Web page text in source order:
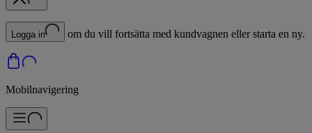
Logga in om du vill fortsätta med kundvagnen eller starta en ny.
Mobilnavigering